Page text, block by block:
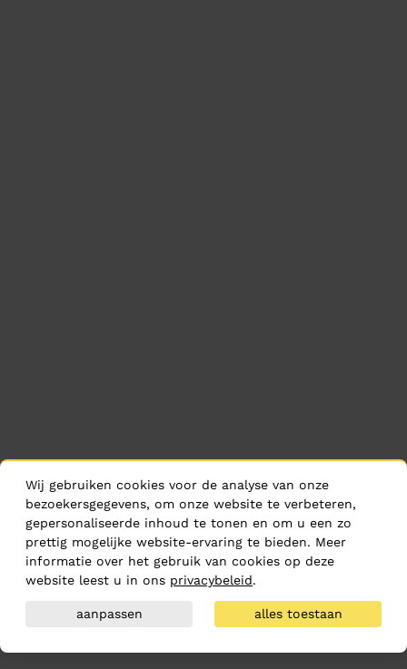
Wij gebruiken cookies voor de analyse van onze
bezoekersgegevens, om onze website te verbeteren,
gepersonaliseerde inhoud te tonen en om u een zo
prettig mogelijke website-ervaring te bieden. Meer
informatie over het gebruik van cookies op deze
website leest u in ons privacybeleid.
aanpassen alles toestaan